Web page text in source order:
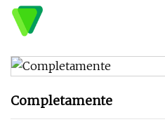
Completamente